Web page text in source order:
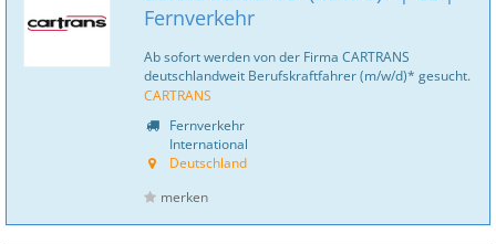
Fernverkehr
Ab sofort werden von der Firma CARTRANS
deutschlandweit Berufskraftfahrer (m/w/d)* gesucht.
CARTRANS
Fernverkehr
International
Deutschland
merken